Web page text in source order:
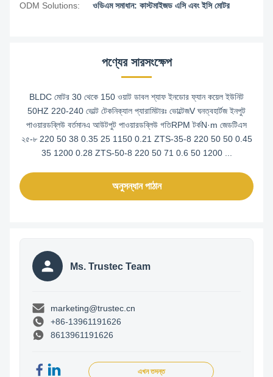
ODM Solutions: ওডিএম সমাধান: কাস্টমাইজড এসি এবং ইসি মোটর
পণ্যের সারসংক্ষেপ
BLDC মোটর 30 থেকে 150 ওয়াট ডাবল শ্যাফ ইনডোর ফ্যান কয়েল ইউনিট
50HZ 220-240 ভোল্ট টেকনিক্যাল প্যারামিটারঃ ভোল্টেজV ঘনত্বহার্টজ ইনপুট
পাওয়ারডব্লিউ বর্তমানএ আউটপুট পাওয়ারডব্লিউ গতিRPM টর্কN·m জেডটিএস
২৫-৮ 220 50 38 0.35 25 1150 0.21 ZTS-35-8 220 50 50 0.45
35 1200 0.28 ZTS-50-8 220 50 71 0.6 50 1200 ...
অনুসন্ধান পাঠান
Ms. Trustec Team
marketing@trustec.cn
+86-13961191626
8613961191626
এখন তদন্ত